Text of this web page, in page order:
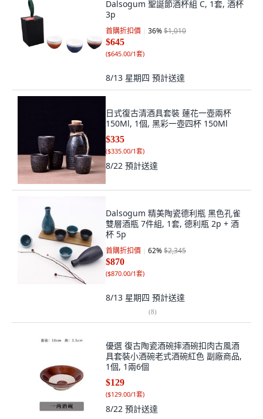
Dalsogum 聖誕節酒杯組 C, 1套, 酒杯
3p
首購折扣價 36%$1,010
$645
($645.00/1套)
8/13 星期四 預計送達
日式復古清酒具套裝 蓮花一壺兩杯
150Ml, 1個, 黑彩一壺四杯 150Ml
$335
($335.00/1套)
8/22 預計送達
Dalsogum 精美陶瓷德利瓶 黑色孔雀
雙層酒瓶 7件組, 1套, 德利瓶 2p + 酒
杯 5p
首購折扣價 62%$2,345
$870
($870.00/1套)
8/13 星期四 預計送達
(8)
優選 復古陶瓷酒碗摔酒碗扣肉古風酒
具套裝小酒碗老式酒碗紅色 副廠商品,
1個, 1兩6個
$129
($129.00/1套)
8/22 預計送達